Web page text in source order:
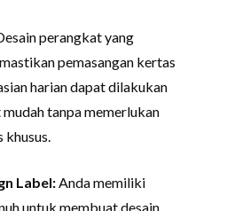
perangkat yang
pemasangan kertas
harian dapat dilakukan
mudah tanpa memerlukan
khusus.
Label:Anda memiliki
untuk membuat desain